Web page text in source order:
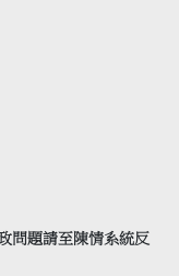
問題請至陳情系統反